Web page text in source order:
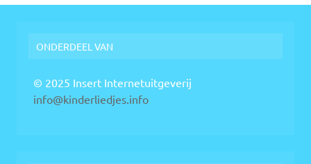
ONDERDEEL VAN
© 2025 Insert Internetuitgeverij
info@kinderliedjes.info